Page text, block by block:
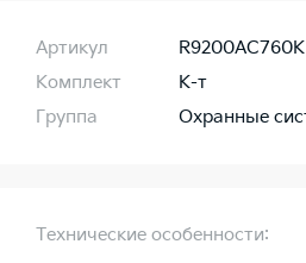
Артикул
R9200AC760K
Комплект
К-т
Группа
Охранные
Технические особенности: